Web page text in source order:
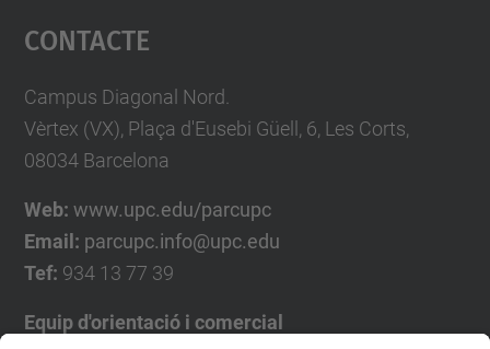
powered by
Contacte
Campus Diagonal Nord.
Vèrtex (VX), Plaça d'Eusebi Güell, 6, Les Corts,
08034 Barcelona
Web: www.upc.edu/parcupc
Email: parcupc.info@upc.edu
Tef: 934 13 77 39
Equip d'orientació i comercial